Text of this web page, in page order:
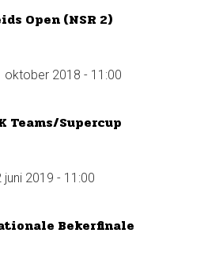
Open (NSR 2)
oktober 2018 - 11:00
Teams/Supercup
juni 2019 - 11:00
Bekerfinale